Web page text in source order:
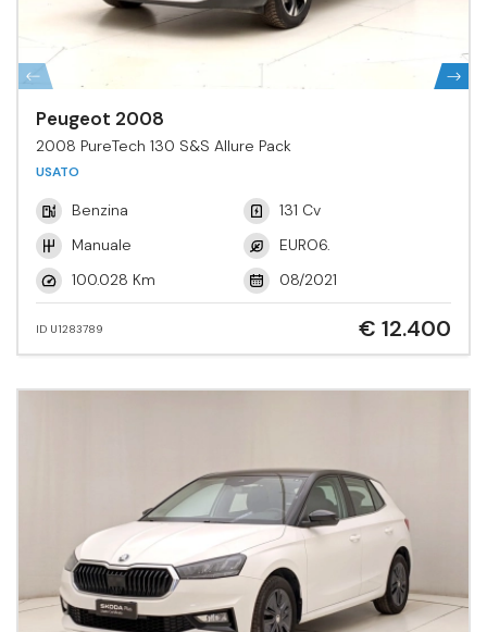
Peugeot 2008
2008 PureTech 130 S&S Allure Pack
USATO
Benzina
131 Cv
Manuale
EURO6.
100.028 Km
08/2021
ID U1283789 € 12.400